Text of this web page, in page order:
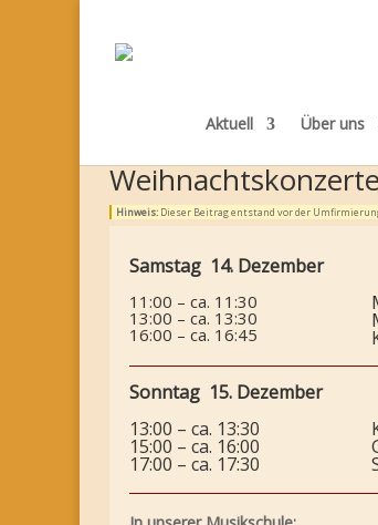
Aktuell Über uns
Hinweis: Dieser Beitrag entstand vor der
Samstag 14. Dezember
11:00 – ca. 11:30
13:00 – ca. 13:30
16:00 – ca. 16:45
Sonntag 15. Dezember
13:00 – ca. 13:30
15:00 – ca. 16:00
17:00 – ca. 17:30